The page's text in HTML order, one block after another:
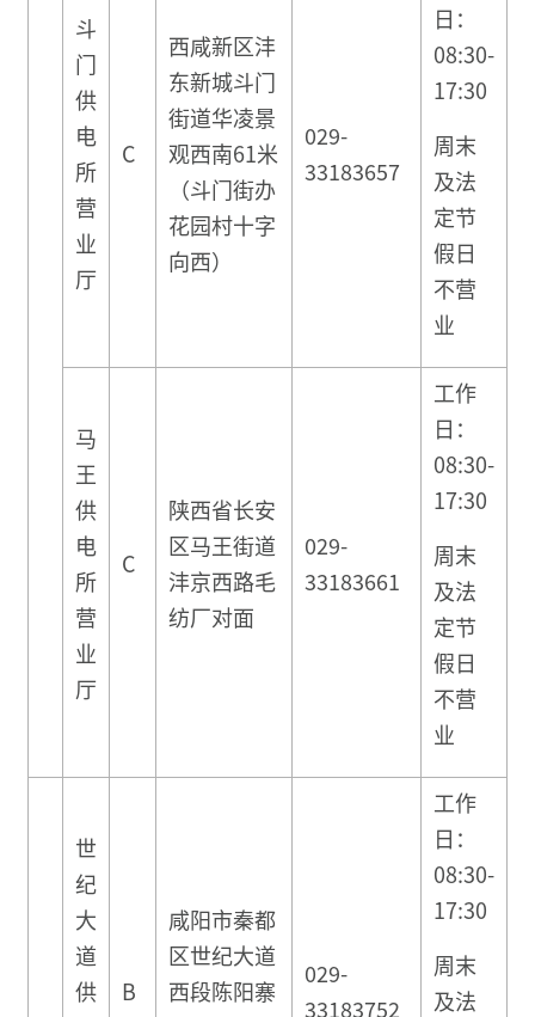
斗
门
供
电
所
营
业
厅
C
西咸新区沣
东新城斗门
街道华凌景
观西南61米
（斗门街办
花园村十字
向西）
029-
33183657
日：
08:30-
17:30
周末
及法
定节
假日
不营
业
马
王
供
电
所
营
业
厅
C
陕西省长安
区马王街道
沣京西路毛
纺厂对面
029-
33183661
工作
日：
08:30-
17:30
周末
及法
定节
假日
不营
业
世
纪
大
道
供
B
咸阳市秦都
区世纪大道
西段陈阳寨
029-
33183752
工作
日：
08:30-
17:30
周末
及法